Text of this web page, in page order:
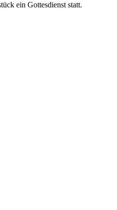
ein Gottesdienst statt.